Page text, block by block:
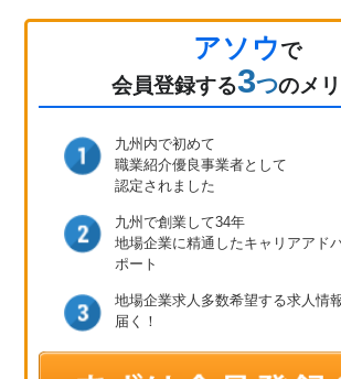
アソウで
会員登録する3つのメ
九州内で初めて
職業紹介優良事業者として
認定されました
九州で創業して34年
地場企業に精通したキャリアアド
ポート
地場企業求人多数希望する求人情
届く！